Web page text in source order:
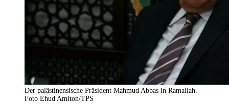
Der palästinensische Präsident Mahmud Abbas in Ramallah.
Foto Ehud Amiton/TPS